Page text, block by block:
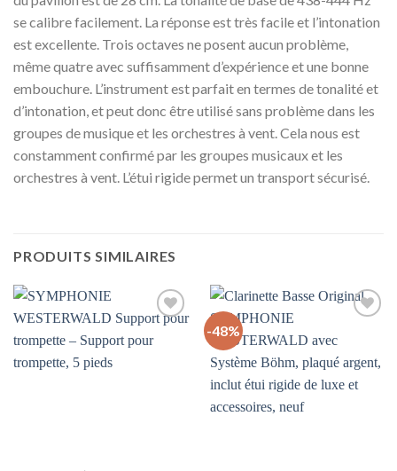
se calibre facilement. La réponse est très facile et l’intonation
est excellente. Trois octaves ne posent aucun problème,
même quatre avec suffisamment d’expérience et une bonne
embouchure. L’instrument est parfait en termes de tonalité et
d’intonation, et peut donc être utilisé sans problème dans les
groupes de musique et les orchestres à vent. Cela nous est
constamment confirmé par les groupes musicaux et les
orchestres à vent. L’étui rigide permet un transport sécurisé.
PRODUITS SIMILAIRES
-48%
die
Wunschliste